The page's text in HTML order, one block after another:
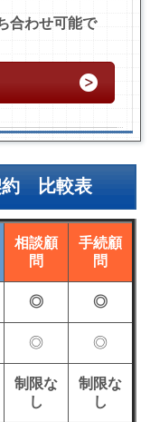
合わせ可能で
約 比較表
相談顧
問
手続顧
問
◎ ◎
◎ ◎
制限な
し
制限な
し